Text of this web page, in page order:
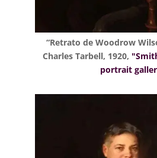
“Retrato de Woodrow
Charles Tarbell, 1920,
portrait